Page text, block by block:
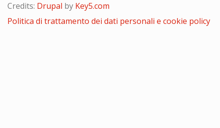
Credits: Drupal by Key5.com
Politica di trattamento dei dati personali e cookie policy